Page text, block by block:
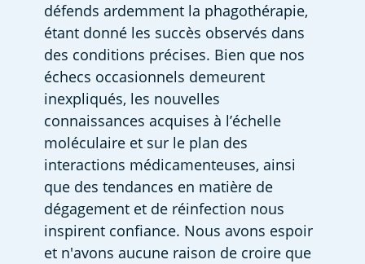
défends ardemment la phagothérapie,
étant donné les succès observés dans
des conditions précises. Bien que nos
échecs occasionnels demeurent
inexpliqués, les nouvelles
connaissances acquises à l’échelle
moléculaire et sur le plan des
interactions médicamenteuses, ainsi
que des tendances en matière de
dégagement et de réinfection nous
inspirent confiance. Nous avons espoir
et n'avons aucune raison de croire que